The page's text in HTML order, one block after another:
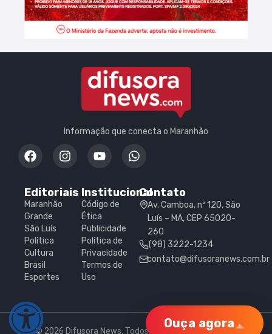
Informação que conecta o Maranhão
Editoriais
Maranhão
Grande
São Luís
Política
Cultura
Brasil
Esportes
Institucional
Código de
Ética
Publicidade
Política de
Privacidade
Termos de
Uso
Contato
Av. Camboa, nº 120, São
Luís – MA, CEP 65020-
260
(98) 3222-1234
contato@difusoranews.com.br
© 2026 Difusora News. Todos os direitos reservados.
Ouça agora